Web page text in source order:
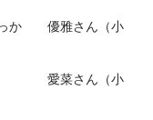
か 優雅さん（小
愛菜さん（小